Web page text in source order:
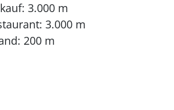
3.000 m
3.000 m
200 m